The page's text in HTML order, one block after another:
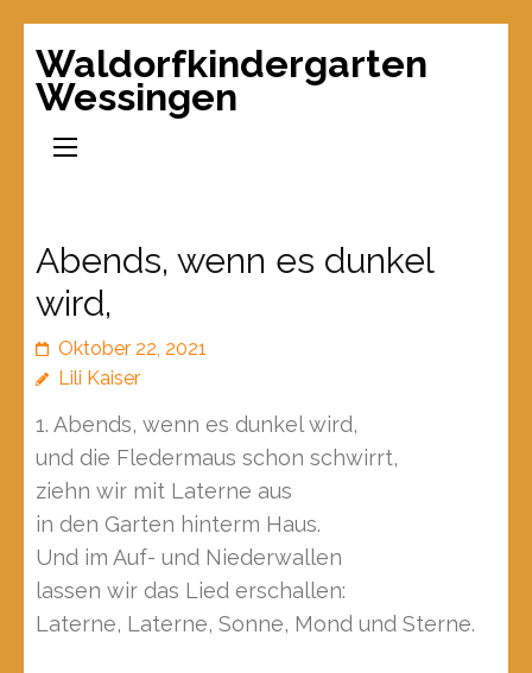
Waldorfkindergarten
Wessingen
Abends, wenn es dunkel
wird,
Oktober 22, 2021
Lili Kaiser
1. Abends, wenn es dunkel wird,
und die Fledermaus schon schwirrt,
ziehn wir mit Laterne aus
in den Garten hinterm Haus.
Und im Auf- und Niederwallen
lassen wir das Lied erschallen:
Laterne, Laterne, Sonne, Mond und Sterne.